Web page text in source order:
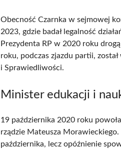
Obecność Czarnka w sejmowej
2023, gdzie badał legalność
Prezydenta RP w 2020 roku
roku, podczas zjazdu partii,
i Sprawiedliwości.
Minister edukacji i
19 października 2020 roku
rządzie Mateusza
października, lecz opóźnienie